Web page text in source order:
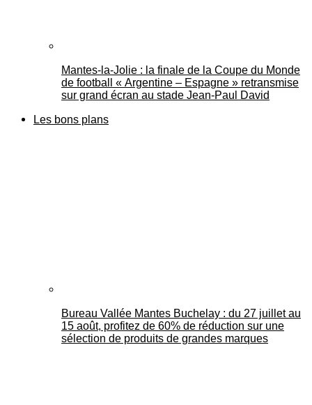
Mantes-la-Jolie : la finale de la Coupe du Monde
de football « Argentine – Espagne » retransmise
sur grand écran au stade Jean-Paul David
Les bons plans
Bureau Vallée Mantes Buchelay : du 27 juillet au
15 août, profitez de 60% de réduction sur une
sélection de produits de grandes marques